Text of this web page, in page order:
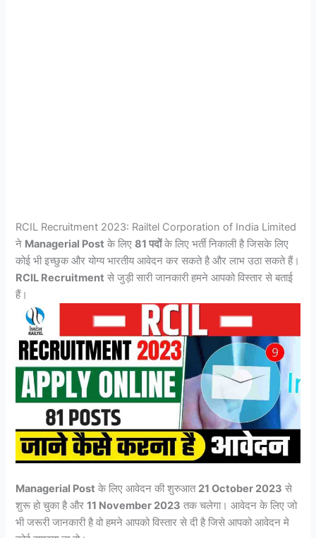
RCIL Recruitment 2023: Railtel Corporation of India Limited
ने Managerial Post के लिए81 पदोंके लिए भर्ती निकाली है जिसके लिए
कोई भी इच्छुक और योग्य भारतीय आवेदन कर सकते है और लाभ उठा सकते हैं।
RCIL Recruitment से जुड़ी सारी जानकारी हमने आपको विस्तार से बताई
हैं।
Managerial Post के लिए आवेदन की शुरुआत 21 October 2023 से
शुरू हो चुका है और11 November 2023 तक चलेगा। आवेदन के लिए जो
भी जरूरी जानकारी है वो हमने आपको विस्तार से दी है जिसे आपको आवेदन मे